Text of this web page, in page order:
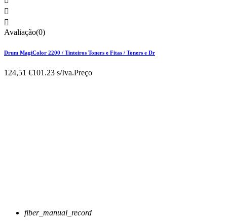


Avaliação(0)
Drum MagiColor 2200 / Tinteiros Toners e Fitas / Toners e Dr
124,51 €101.23 s/Iva.Preço
fiber_manual_record